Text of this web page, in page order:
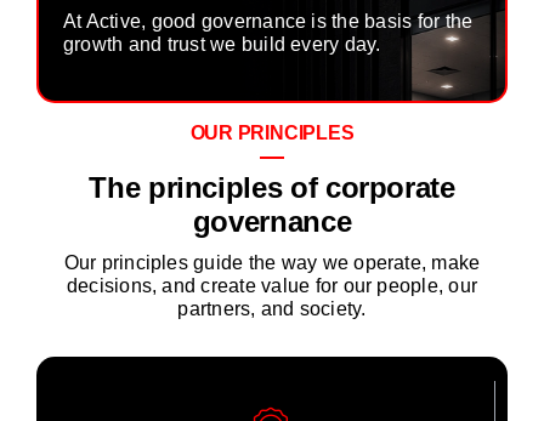
Insights
Contact
At Active, good governance is the basis for the
growth and trust we build every day.
OUR PRINCIPLES
The principles of corporate
governance
Our principles guide the way we operate, make
decisions, and create value for our people, our
partners, and society.